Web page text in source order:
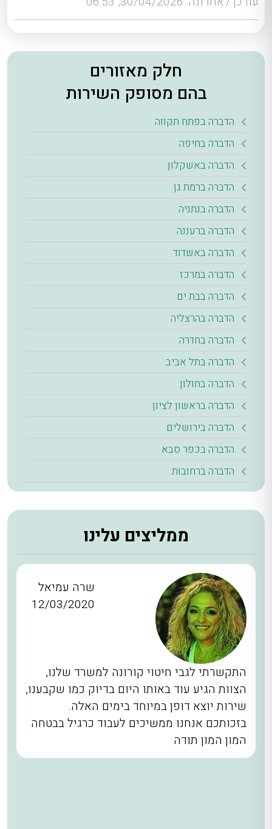
חלק מאזורים
בהם מסופק השירות
הדברה בפתח תקווה
הדברה בחיפה
הדברה באשקלון
הדברה ברמת גן
הדברה בנתניה
הדברה ברעננה
הדברה באשדוד
הדברה במרכז
הדברה בבת ים
הדברה בהרצליה
הדברה בחדרה
הדברה בתל אביב
הדברה בחולון
הדברה בראשון לציון
הדברה בירושלים
הדברה בכפר סבא
הדברה ברחובות
ממליצים עלינו
שרה עמיאל
12/03/2020
התקשרתי לגבי חיטוי קורונה למשרד שלנו,
הצוות הגיע עוד באותו היום בדיוק כמו שקבענו,
שירות יוצא דופן במיוחד בימים האלה.
בזכותכם אנחנו ממשיכים לעבוד כרגיל בבטחה
המון המון תודה